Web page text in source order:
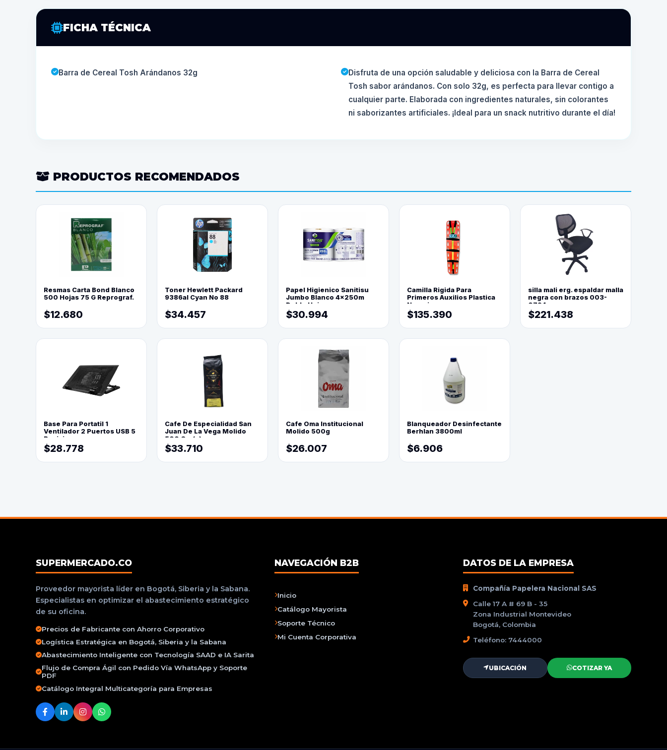
FICHA TÉCNICA
Barra de Cereal Tosh Arándanos 32g
Disfruta de una opción saludable y deliciosa con la Barra de Cereal
Tosh sabor arándanos. Con solo 32g, es perfecta para llevar contigo a
cualquier parte. Elaborada con ingredientes naturales, sin colorantes
ni saborizantes artificiales. ¡Ideal para un snack nutritivo durante el día!
PRODUCTOS RECOMENDADOS
Resmas Carta Bond Blanco
500 Hojas 75 G Reprograf.
$12.680
Toner Hewlett Packard
9386al Cyan No 88
$34.457
Papel Higienico Sanitisu
Jumbo Blanco 4x250m
Doble Hoja
$30.994
Camilla Rigida Para
Primeros Auxilios Plastica
Naranja
$135.390
silla mali erg. espaldar malla
negra con brazos 003-
0794
$221.438
Base Para Portatil 1
Ventilador 2 Puertos USB 5
Posiciones
$28.778
Cafe De Especialidad San
Juan De La Vega Molido
500 Grs(=)
$33.710
Cafe Oma Institucional
Molido 500g
$26.007
Blanqueador Desinfectante
Berhlan 3800ml
$6.906
SUPERMERCADO.CO
Proveedor mayorista líder en Bogotá, Siberia y la Sabana.
Especialistas en optimizar el abastecimiento estratégico
de su oficina.
Precios de Fabricante con Ahorro Corporativo
Logística Estratégica en Bogotá, Siberia y la Sabana
Abastecimiento Inteligente con Tecnología SAAD e IA Sarita
Flujo de Compra Ágil con Pedido Vía WhatsApp y Soporte
PDF
Catálogo Integral Multicategoría para Empresas
NAVEGACIÓN B2B
Inicio
Catálogo Mayorista
Soporte Técnico
Mi Cuenta Corporativa
DATOS DE LA EMPRESA
Compañía Papelera Nacional SAS
Calle 17 A # 69 B - 35
Zona Industrial Montevideo
Bogotá, Colombia
Teléfono: 7444000
UBICACIÓN COTIZAR YA